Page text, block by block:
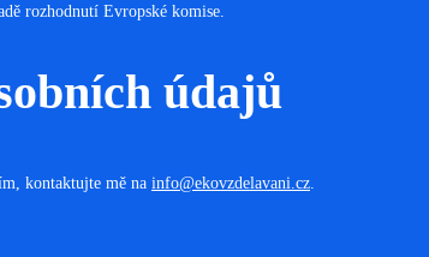
rozhodnutí Evropské komise.
údajů
kontaktujte mě na info@ekovzdelavani.cz.